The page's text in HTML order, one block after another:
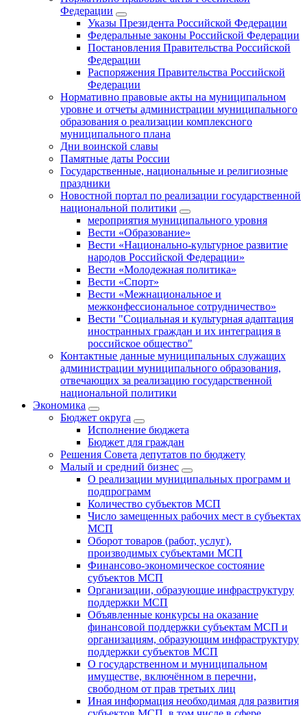
Федерации
Указы Президента Российской Федерации
Федеральные законы Российской Федерации
Постановления Правительства Российской
Федерации
Распоряжения Правительства Российской
Федерации
Нормативно правовые акты на муниципальном
уровне и отчеты администрации муниципального
образования о реализации комплексного
муниципального плана
Дни воинской славы
Памятные даты России
Государственные, национальные и религиозные
праздники
Новостной портал по реализации государственной
национальной политики
мероприятия муниципального уровня
Вести «Образование»
Вести «Национально-культурное развитие
народов Российской Федерации»
Вести «Молодежная политика»
Вести «Спорт»
Вести «Межнациональное и
межконфессиональное сотрудничество»
Вести "Социальная и культурная адаптация
иностранных граждан и их интеграция в
российское общество"
Контактные данные муниципальных служащих
администрации муниципального образования,
отвечающих за реализацию государственной
национальной политики
Экономика
Бюджет округa
Исполнение бюджета
Бюджет для граждан
Решения Совета депутатов по бюджету
Малый и средний бизнес
О реализации муниципальных программ и
подпрограмм
Количество субъектов МСП
Число замещенных рабочих мест в субъектах
МСП
Оборот товаров (работ, услуг),
производимых субъектами МСП
Финансово-экономическое состояние
субъектов МСП
Организации, образующие инфраструктуру
поддержки МСП
Объявленные конкурсы на оказание
финансовой поддержки субъектам МСП и
организациям, образующим инфраструктуру
поддержки субъектов МСП
О государственном и муниципальном
имуществе, включённом в перечни,
свободном от прав третьих лиц
Иная информация необходимая для развития